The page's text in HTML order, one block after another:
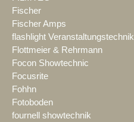
Fischer
Fischer Amps
flashlight Veranstaltungstechnik
Flottmeier & Rehrmann
Focon Showtechnic
Focusrite
Fohhn
Fotoboden
fournell showtechnik